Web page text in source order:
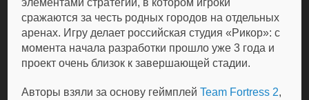
сражаются за честь родных городов на отдельных
аренах. Игру делает российская студия «Рикор»: с
момента начала разработки прошло уже 3 года и
проект очень близок к завершающей стадии.
Авторы взяли за основу геймплейTeam Fortress 2,